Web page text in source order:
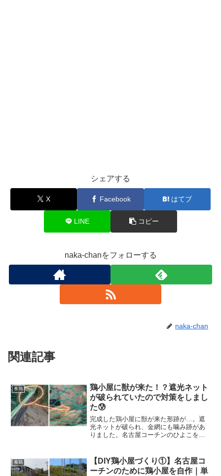
シェアする
X Facebook はてブ
LINE コピー
naka-chanをフォローする
naka-chan
関連記事
養鶏
鶏小屋に獣が来た！？遮光ネット
が破られていたので対策をしまし
た😰
完成した鶏小屋に獣が来た形跡が…。遮
光ネットが破られ、金網にも噛み跡があ
りました。名古屋コーチンのひよこを守
養鶏
【DIY鶏小屋づくり①】名古屋コ
ーチンのために鶏小屋を自作｜単